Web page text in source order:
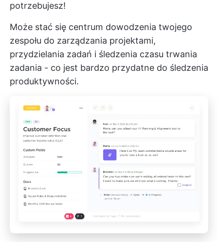
potrzebujesz!
Może stać się centrum dowodzenia twojego
zespołu do zarządzania projektami,
przydzielania zadań i śledzenia czasu trwania
zadania - co jest bardzo przydatne do śledzenia
produktywności.